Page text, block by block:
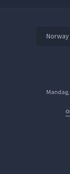
Norway
Mandag,